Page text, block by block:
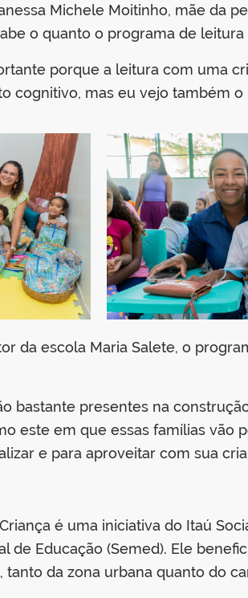
Michele Moitinho, mãe da
o quanto o programa de
porque a leitura com uma
cognitivo, mas eu vejo também
da escola Maria Salete, o
bastante presentes na
este em que essas famílias vão
e para aproveitar com sua
é uma iniciativa do Itaú
de Educação (Semed). Ele
da zona urbana quanto do